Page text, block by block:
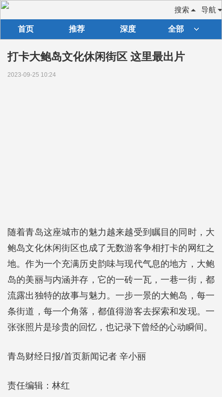
导航
搜索
首页 推荐 深度 全部
打卡大鲍岛文化休闲街区 这里最出片
2023-09-25 10:24
随着青岛这座城市的魅力越来越受到瞩目的同时，大
鲍岛文化休闲街区也成了无数游客争相打卡的网红之
地。作为一个充满历史韵味与现代气息的地方，大鲍
岛的美丽与内涵并存，它的一砖一瓦，一巷一街，都
流露出独特的故事与魅力。一步一景的大鲍岛，每一
条街道，每一个角落，都值得游客去探索和发现。一
张张照片是珍贵的回忆，也记录下曾经的心动瞬间。
青岛财经日报/首页新闻记者 辛小丽
责任编辑：林红